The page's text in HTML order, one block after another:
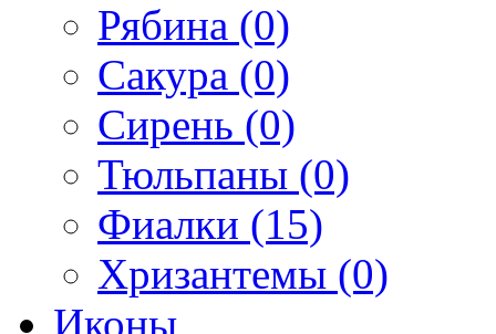
Рябина (0)
Сакура (0)
Сирень (0)
Тюльпаны (0)
Фиалки (15)
Хризантемы (0)
Иконы